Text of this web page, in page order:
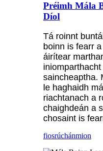
Préimh Mála
Díol
Tá roinnt
boinn is fearr
áirítear
saincheaptha.
le haghaidh
riachtanach a
chaighdeán a
chosaint is
fiosrúchánmion